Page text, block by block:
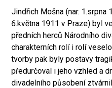
Jindřich Mošna (nar. 1.srpna
6.května 1911 v Praze) byl
předních herců Národního
charakterních rolí i rolí
tvorby pak byly postavy
předurčoval i jeho vzhled a
divadelního působení